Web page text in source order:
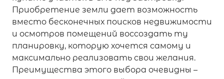
Приобретение земли дает возможность
вместо бесконечных поисков недвижимости
и осмотров помещений воссоздать ту
планировку, которую хочется самому и
максимально реализовать свои желания.
Преимущества этого выбора очевидны –